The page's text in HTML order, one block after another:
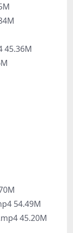
45.36M
54.49M
45.20M